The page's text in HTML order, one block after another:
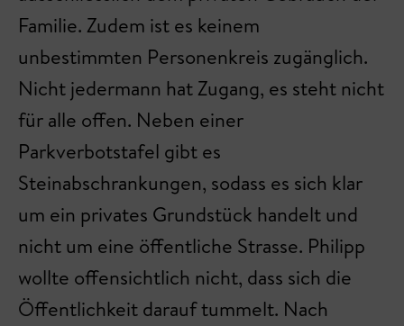
Familie. Zudem ist es keinem
unbestimmten Personenkreis zugänglich.
Nicht jedermann hat Zugang, es steht nicht
für alle offen. Neben einer
Parkverbotstafel gibt es
Steinabschrankungen, sodass es sich klar
um ein privates Grundstück handelt und
nicht um eine öffentliche Strasse. Philipp
wollte offensichtlich nicht, dass sich die
Öffentlichkeit darauf tummelt. Nach